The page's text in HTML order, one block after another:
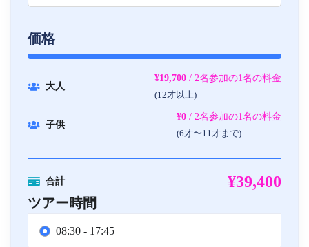
価格
大人
¥19,700 / 2名参加の1名の料金
(12才以上)
子供
¥0 / 2名参加の1名の料金
(6才〜11才まで)
合計 ¥39,400
ツアー時間
08:30 - 17:45